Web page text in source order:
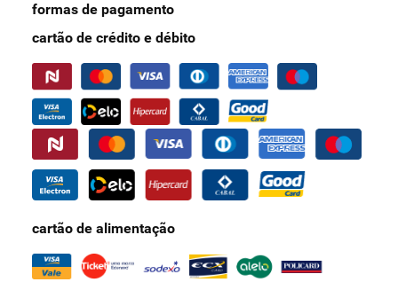
formas de pagamento
cartão de crédito e débito
cartão de alimentação